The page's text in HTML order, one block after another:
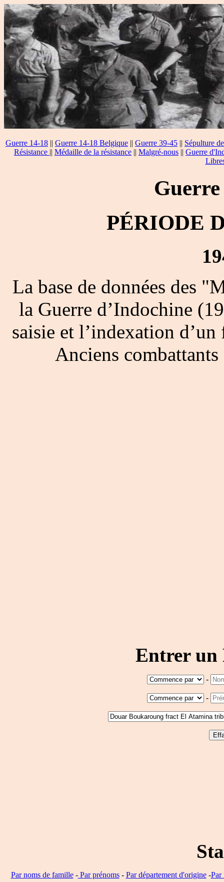
Guerre 14-18 || Guerre 14-18 Belgique || Guerre 39-45 || Sépulture
Résistance || Médaille de la résistance || Malgré-nous || Guerre
PÉRIODE
La base de données des
la Guerre d’Indochine
saisie et l’indexation
Anciens
Entrer un
-
-
Par noms de famille-Par prénoms- Par département d'origine-Par